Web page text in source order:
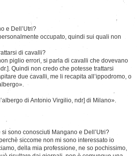
e Dell’Utri?
occupato, quindi sui quali non
di cavalli?
piglio errori, si parla di cavalli che dovevano
Quindi non credo che potesse trattarsi
due cavalli, me li recapita all’ippodromo, o
di Antonio Virgilio, ndr] di Milano».
sono conosciuti Mangano e Dell’Utri?
siccome non mi sono interessato io
della mia professione, ne so pochissimo,